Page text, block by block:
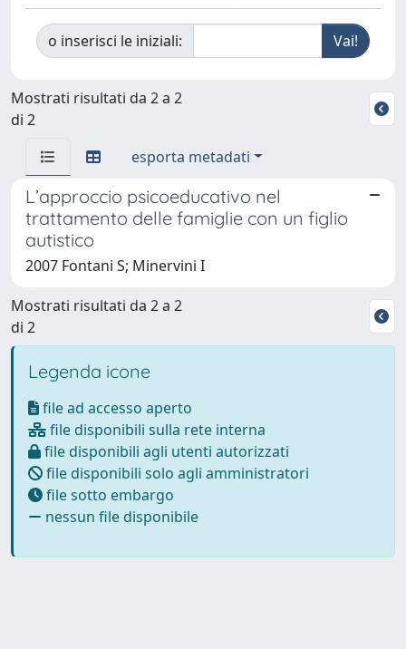
o inserisci le iniziali:
Mostrati risultati da 2 a 2
di 2
esporta metadati
L’approccio psicoeducativo nel
trattamento delle famiglie con un figlio
autistico
2007 Fontani S; Minervini I
Mostrati risultati da 2 a 2
di 2
Legenda icone
file ad accesso aperto
file disponibili sulla rete interna
file disponibili agli utenti autorizzati
file disponibili solo agli amministratori
file sotto embargo
nessun file disponibile